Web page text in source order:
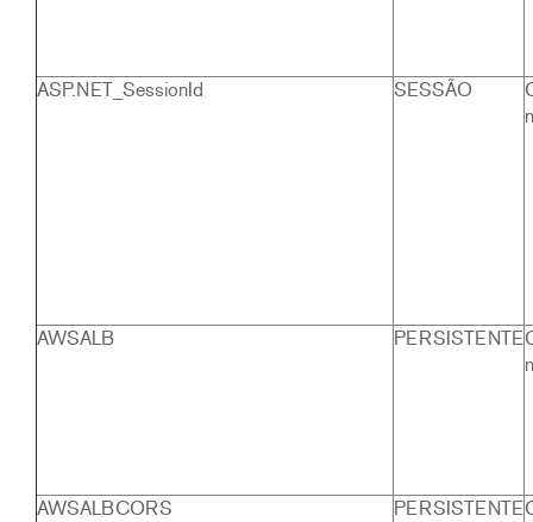
ASP.NET_SessionId SESSÃO
AWSALB PERSISTENTE
AWSALBCORS PERSISTENTE